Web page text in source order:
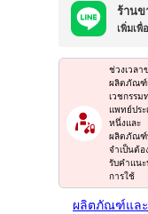
ร้านข
เพิ่มเพื่
ช่วงเวลา
ผลิตภัณฑ์
เวชกรรม
แพทย์ประ
หนึ่งและ
ผลิตภัณฑ์
จำเป็นต้อ
รับคำแน
การใช้
ผลิตภัณฑ์และ